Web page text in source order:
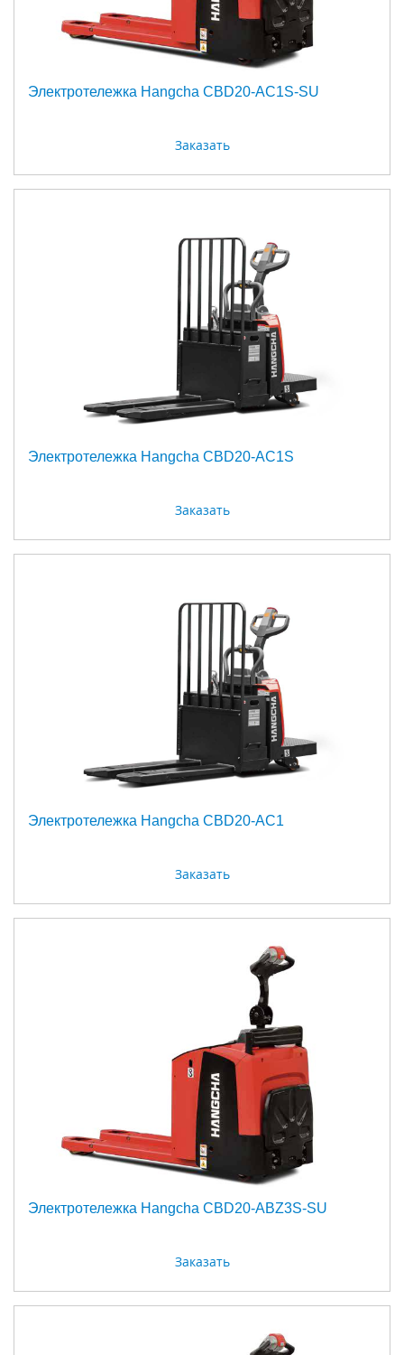
Электротележка Hangcha CBD20-AC1S-SU
Заказать
Электротележка Hangcha CBD20-AC1S
Заказать
Электротележка Hangcha CBD20-AC1
Заказать
Электротележка Hangcha CBD20-ABZ3S-SU
Заказать